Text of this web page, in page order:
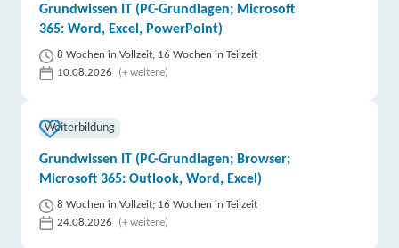
Grundwissen IT (PC-Grundlagen; Microsoft
365: Word, Excel, PowerPoint)
8 Wochen in Vollzeit; 16 Wochen in Teilzeit
10.08.2026
(+ weitere)
Weiterbildung
Grundwissen IT (PC-Grundlagen; Browser;
Microsoft 365: Outlook, Word, Excel)
8 Wochen in Vollzeit; 16 Wochen in Teilzeit
24.08.2026
(+ weitere)